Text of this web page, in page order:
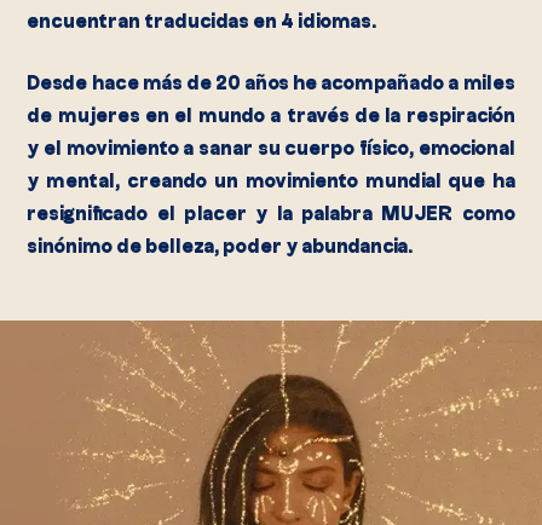
encuentran traducidas en 4 idiomas.
Desde hace más de 20 años he acompañado a miles
de mujeres en el mundo a través de la respiración
y el movimiento a sanar su cuerpo físico, emocional
y mental, creando un movimiento mundial que ha
resignificado el placer y la palabra MUJER como
sinónimo de belleza, poder y abundancia.